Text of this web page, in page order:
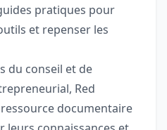
pratiques pour
et repenser les
du conseil et de
Red
documentaire